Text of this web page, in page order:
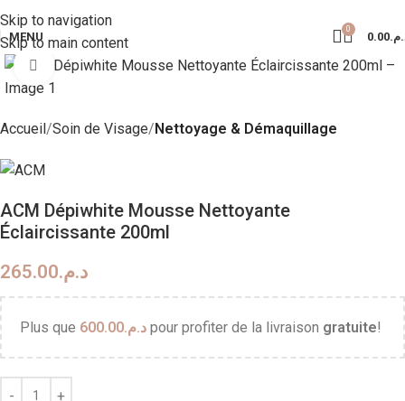
Skip to navigation
Skip to main content
MENU
0
0.00
Click to enlarge
Accueil Soin de Visage Nettoyage & Démaquillage
ACM Dépiwhite Mousse Nettoyante
Éclaircissante 200ml
د.م.265.00
Plus que د.م.600.00 pour profiter de la livraison gratuite!